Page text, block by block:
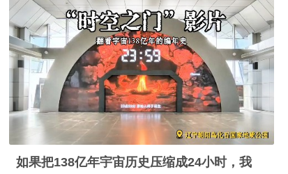
如果把138亿年宇宙历史压缩成24小时，我